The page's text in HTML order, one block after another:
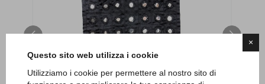
×
Questo sito web utilizza i cookie
Utilizziamo i cookie per permettere al nostro sito di